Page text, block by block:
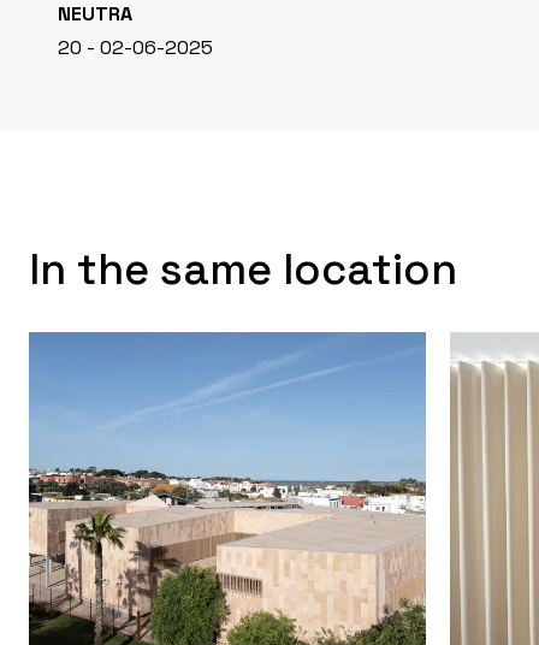
NEUTRA
20 - 02-06-2025
In the same location